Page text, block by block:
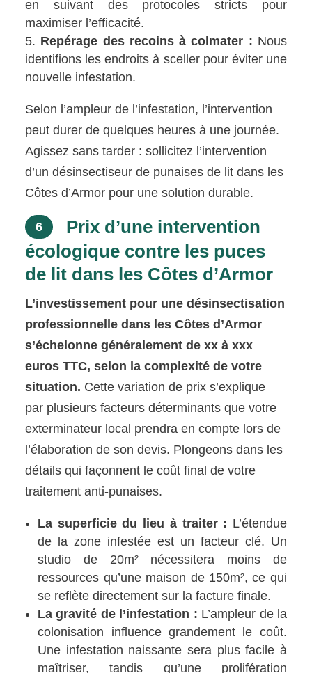
en suivant des protocoles stricts pour
maximiser l’efficacité.
Repérage des recoins à colmater : Nous
identifions les endroits à sceller pour éviter une
nouvelle infestation.
Selon l’ampleur de l’infestation, l’intervention
peut durer de quelques heures à une journée.
Agissez sans tarder : sollicitez l’intervention
d’un désinsectiseur de punaises de lit dans les
Côtes d’Armor pour une solution durable.
6
Prix d’une intervention
écologique contre les puces
de lit dans les Côtes d’Armor
L’investissement pour une désinsectisation
professionnelle dans les Côtes d’Armor
s’échelonne généralement de xx à xxx
euros TTC, selon la complexité de votre
situation. Cette variation de prix s’explique
par plusieurs facteurs déterminants que votre
exterminateur local prendra en compte lors de
l’élaboration de son devis. Plongeons dans les
détails qui façonnent le coût final de votre
traitement anti-punaises.
La superficie du lieu à traiter : L’étendue
de la zone infestée est un facteur clé. Un
studio de 20m² nécessitera moins de
ressources qu’une maison de 150m², ce qui
se reflète directement sur la facture finale.
La gravité de l’infestation : L’ampleur de la
colonisation influence grandement le coût.
Une infestation naissante sera plus facile à
maîtriser, tandis qu’une prolifération